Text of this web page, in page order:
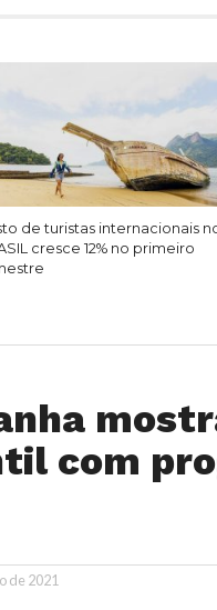
de turistas internacionais
cresce 12% no primeiro
com
de 2021